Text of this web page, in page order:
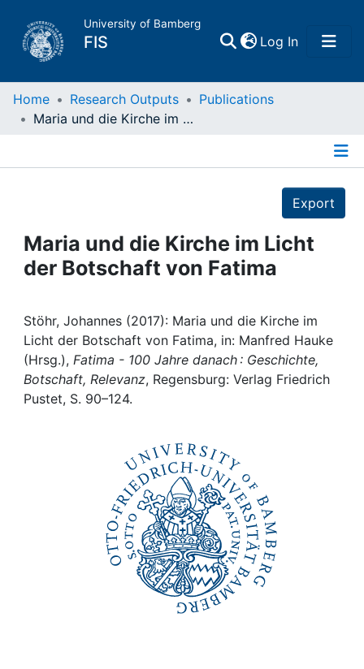
University of Bamberg
FIS Log In(current)
Home
Projects
People
Institutions
Awards
My FIS
Home Research Outputs
Publications
Maria und die Kirche im Licht der Botschaft von Fatima
Export
Maria und die Kirche im Licht
der Botschaft von Fatima
Stöhr, Johannes (2017): Maria und die Kirche im
Licht der Botschaft von Fatima, in: Manfred Hauke
(Hrsg.), Fatima - 100 Jahre danach : Geschichte,
Botschaft, Relevanz, Regensburg: Verlag Friedrich
Pustet, S. 90–124.